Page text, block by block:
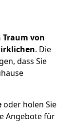
von
. Die
dass Sie
oder holen Sie
Angebote für